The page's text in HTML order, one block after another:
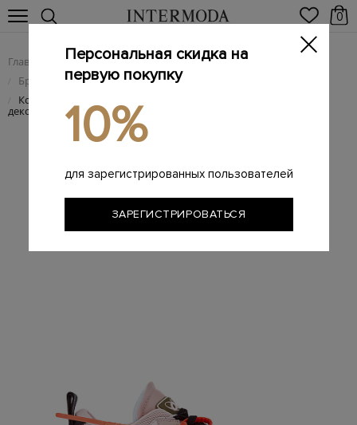
0
Главная Женщинам / Женская обувь
/ Брендовые женские кроссовки
/ Комбинированные кроссовки Odsy-1000&nbsp;с мраморным
декором ранта
Персональная скидка на
первую покупку
10%
для зарегистрированных пользователей
ЗАРЕГИСТРИРОВАТЬСЯ